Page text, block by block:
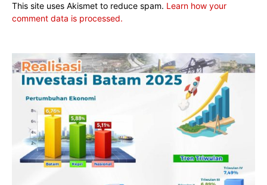
This site uses Akismet to reduce spam. Learn how your
comment data is processed.